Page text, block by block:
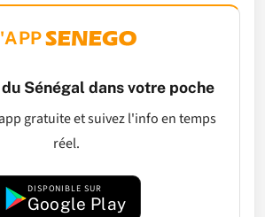
Sénégal dans votre poche
gratuite et suivez l'info en temps
réel.
DISPONIBLE SUR
Google Play